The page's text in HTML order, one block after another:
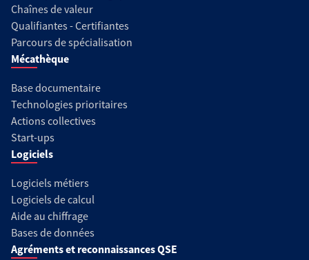
Chaînes de valeur
Qualifiantes - Certifiantes
Parcours de spécialisation
Mécathèque
Base documentaire
Technologies prioritaires
Actions collectives
Start-ups
Logiciels
Logiciels métiers
Logiciels de calcul
Aide au chiffrage
Bases de données
Agréments et reconnaissances QSE